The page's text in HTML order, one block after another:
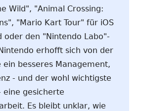
Wild", "Animal Crossing:
"Mario Kart Tour" für iOS
oder den "Nintendo Labo"-
erhofft sich von der
ein besseres Management,
- und der wohl wichtigste
eine gesicherte
Es bleibt unklar, wie